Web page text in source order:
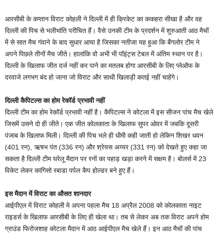
आरसीबी के कप्तान विराट कोहली ने दिल्ली में ही क्रिकेट का ककहरा सीखा है और वह
दिल्ली की पिच से भलीभांति परीचित हैं। वैसे उनकी टीम के प्रदर्शन में शुरुआती आठ मैचों
में से सात मैच गंवाने के बाद सुधार आया है जिसका नतीजा यह हुआ कि बैंगलोर टीम ने
अपने पिछले तीनों मैच जीते। हालांकि वो अभी भी पॉइंट्स टेबल में अंतिम स्थान पर है।
दिल्ली के खिलाफ जीत दर्ज नहीं कर पाने का मतलब होगा आरसीबी के लिए प्लेऑफ के
दरवाजे लगभग बंद हो जाना जो विराट और साथी खिलाड़ी कतई नहीं चाहेंगे।
दिल्ली कैपिटल्स का होम रेकॉर्ड प्रभावी नहीं
दिल्ली टीम का होम रेकॉर्ड प्रभावी नहीं है। कैपिटल्स ने कोटला में इस सीजन पांच मैच खेले
जिसमें उसने दो ही जीते। एक जीत कोलकाता के खिलाफ सुपर ओवर में जबकि दूसरी
पंजाब के खिलाफ मिली। दिल्ली की पिच भले ही धीमी कही जाती हो लेकिन शिखर धवन
(401 रन), ऋषभ पंत (336 रन) और श्रेयस अय्यर (331 रन) को देखते हुए कहा जा
सकता है दिल्ली टीम घरेलू मैदान पर रनों का पहाड़ खड़ा करने में सक्षम है। बोलर्स में 23
विकेट लेकर कागिसो रबाडा पर्पल कैप होल्डर बने हुए हैं।
इस मैदान में विराट का औसत शानदार
आईपीएल में विराट कोहली मे अपना पहला मैच 18 अप्रैल 2008 को कोलकाता नाइट
राइडर्स के खिलाफ आरसीबी के लिए ही खेला था। तब से लेकर अब तक विराट अपने होम
ग्राउंड फिरोजशाह कोटला मैदान में आठ आईपीएल मैच खेले हैं। इन आठ मैचों की पांच